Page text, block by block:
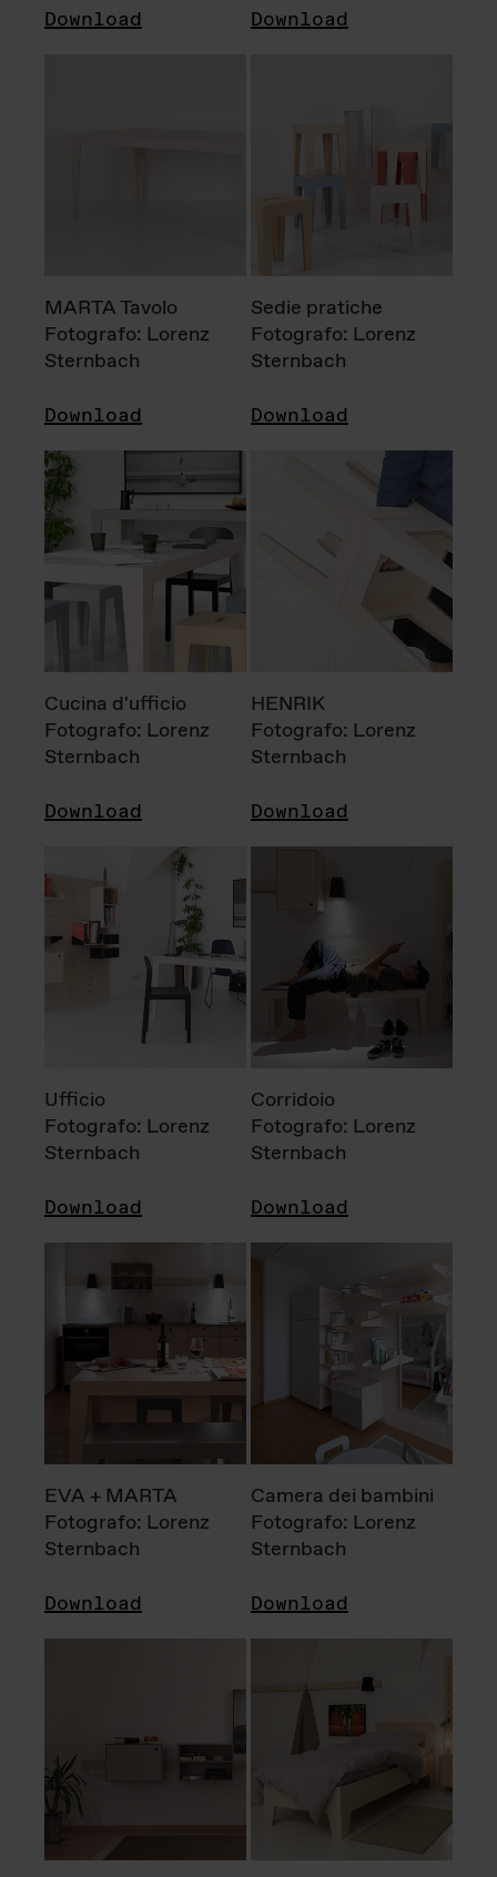
Download Download
MARTA Tavolo
Fotografo: Lorenz
Sternbach
Download
Sedie pratiche
Fotografo: Lorenz
Sternbach
Download
Cucina d'ufficio
Fotografo: Lorenz
Sternbach
Download
HENRIK
Fotografo: Lorenz
Sternbach
Download
Ufficio
Fotografo: Lorenz
Sternbach
Download
Corridoio
Fotografo: Lorenz
Sternbach
Download
EVA + MARTA
Fotografo: Lorenz
Sternbach
Download
Camera dei bambini
Fotografo: Lorenz
Sternbach
Download